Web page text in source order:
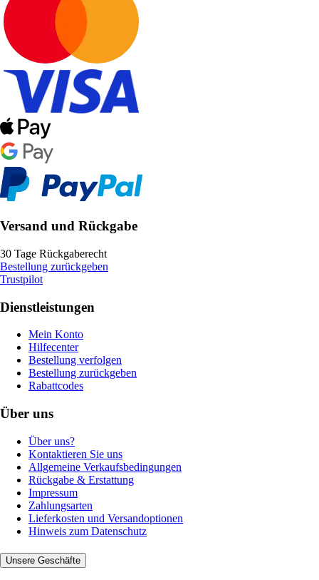
Versand und Rückgabe
30 Tage Rückgaberecht
Bestellung zurückgeben
Trustpilot
Dienstleistungen
Mein Konto
Hilfecenter
Bestellung verfolgen
Bestellung zurückgeben
Rabattcodes
Über uns
Über uns?
Kontaktieren Sie uns
Allgemeine Verkaufsbedingungen
Rückgabe & Erstattung
Impressum
Zahlungsarten
Lieferkosten und Versandoptionen
Hinweis zum Datenschutz
Unsere Geschäfte